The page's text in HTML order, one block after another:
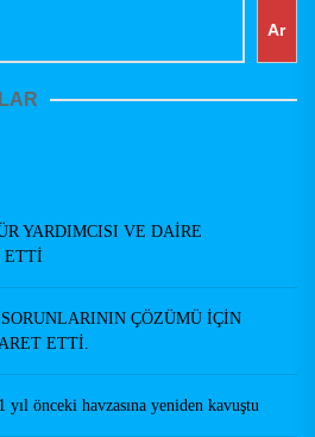
Ar
YARDIMCISI VE DAİRE
ETTİ
ÇÖZÜMÜ İÇİN
ETTİ.
yıl önceki havzasına yeniden kavuştu